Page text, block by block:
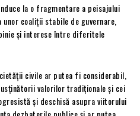
la o fragmentare a peisajului
coaliții stabile de guvernare,
și interese între diferitele
civile ar putea fi considerabil,
valorilor tradiționale și cei
și deschisă asupra viitorului